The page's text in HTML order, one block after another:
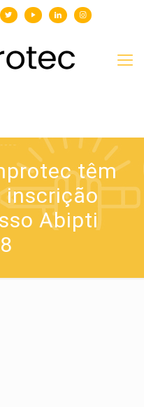
têm
inscrição
Abipti